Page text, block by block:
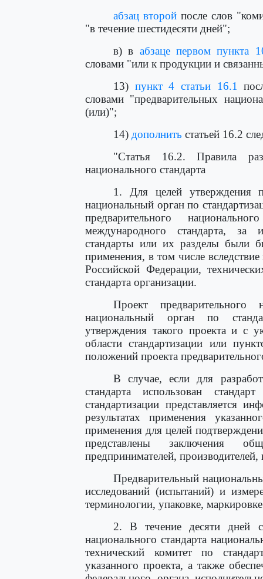
абзац второйпосле слов
"в течение шестидесяти дней";
в) в абзаце первом пункта
словами "или к продукции и
13) пункт 4 статьи 16.1
словами "предварительных
(или)";
14) дополнить статьей 16.2
"Статья 16.2. Правила
национального стандарта
1. Для целей утверждения
национальный орган по
предварительного
международного стандарта, за
стандарты или их разделы были
применения, в том числе
Российской Федерации,
стандарта организации.
Проект предварительного
национальный орган по
утверждения такого проекта и с
области стандартизации или
положений проекта
В случае, если для
стандарта использован
стандартизации представляется
результатах применения
применения для целей
представлены заключения
предпринимателей,
Предварительный
исследований (испытаний) и
терминологии, упаковке,
2. В течение десяти дней
национального стандарта
технический комитет по
указанного проекта, а также